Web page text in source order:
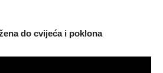
do cvijeća i poklona